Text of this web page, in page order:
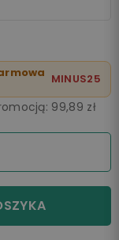
MINUS25
99,89 zł